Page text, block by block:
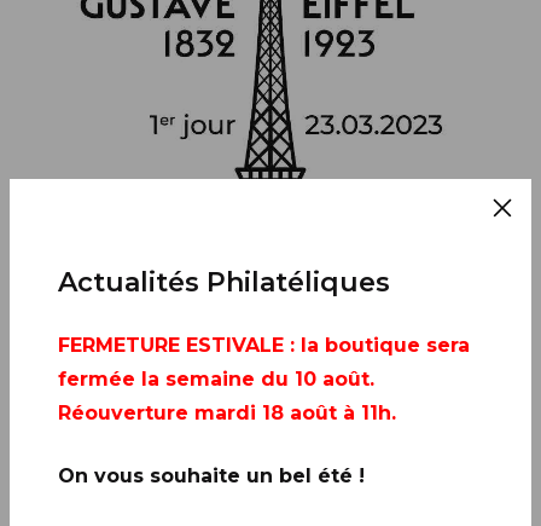
Actualités Philatéliques
FERMETURE ESTIVALE : la boutique sera
fermée la semaine du 10 août.
Réouverture mardi 18 août à 11h.
On vous souhaite un bel été !